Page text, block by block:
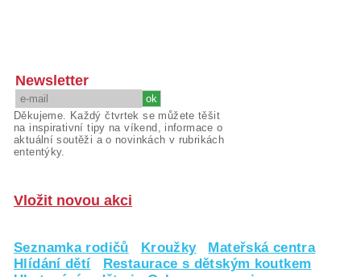
Newsletter
Děkujeme. Každý čtvrtek se můžete těšit
na inspirativní tipy na víkend, informace o
aktuální soutěži a o novinkách v rubrikách
ententýky.
Vložit novou akci
Seznamka rodičů Kroužky
Mateřská centra
Hlídání dětí
Restaurace s dětským koutkem